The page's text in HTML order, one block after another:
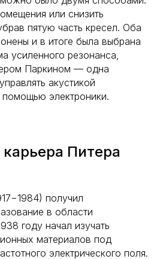
или снизить
пятую часть кресел. Оба
и в итоге была выбрана
усиленного резонанса,
Паркином — одна
акустикой
помощью электроники.
Питера
получил
в области
году начал изучать
материалов под
электрического поля.